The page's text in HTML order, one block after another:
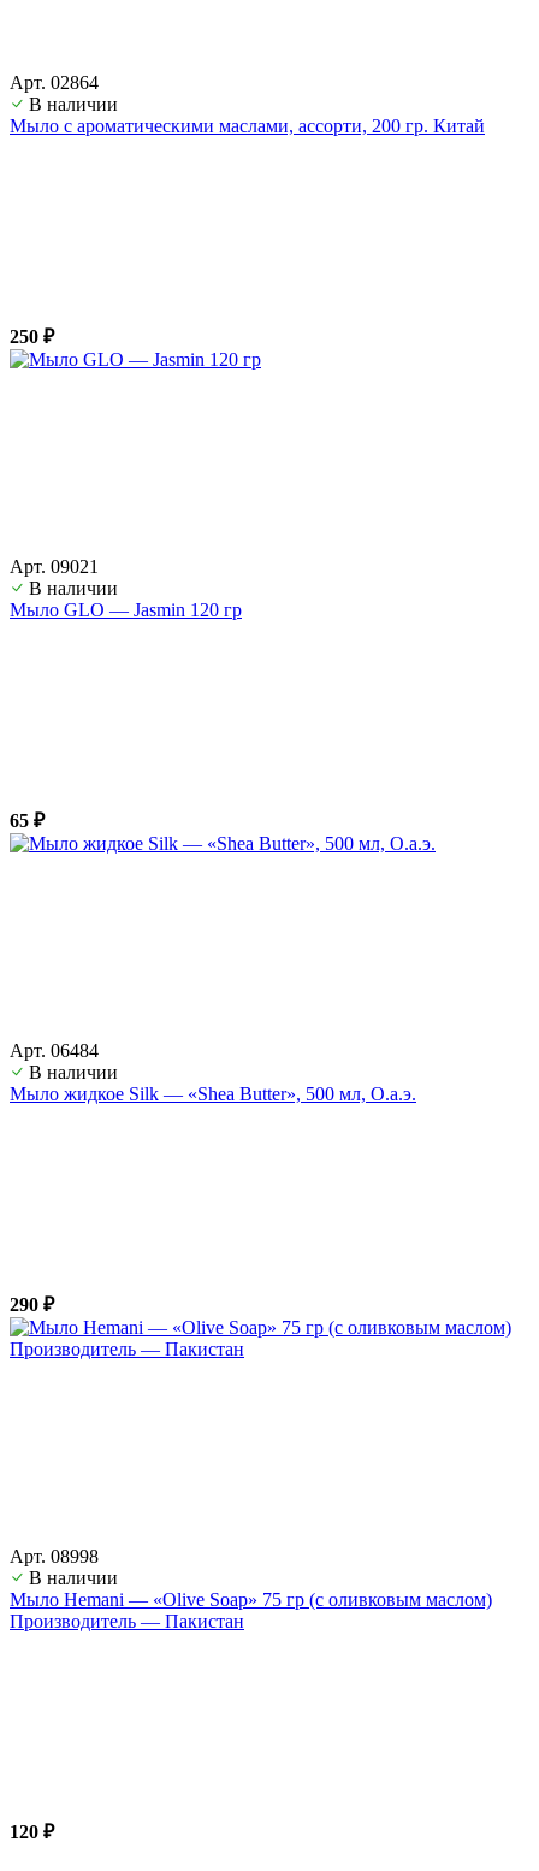
Арт. 02864
В наличии
Мыло с ароматическими маслами, ассорти, 200 гр. Китай
250 ₽
Арт. 09021
В наличии
Мыло GLO — Jasmin 120 гр
65 ₽
Арт. 06484
В наличии
Мыло жидкое Silk — «Shea Butter», 500 мл, О.а.э.
290 ₽
Арт. 08998
В наличии
Мыло Hemani — «Olive Soap» 75 гр (с оливковым маслом)
Производитель — Пакистан
120 ₽